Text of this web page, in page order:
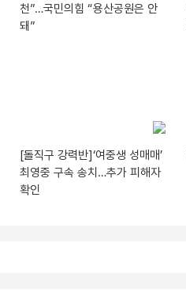
천”…국민의힘 “용산공원은 안
돼”
[돌직구 강력반]‘여중생 성매매’
최영중 구속 송치…추가 피해자
확인